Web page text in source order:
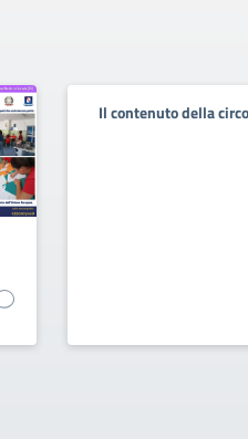
Il contenuto della